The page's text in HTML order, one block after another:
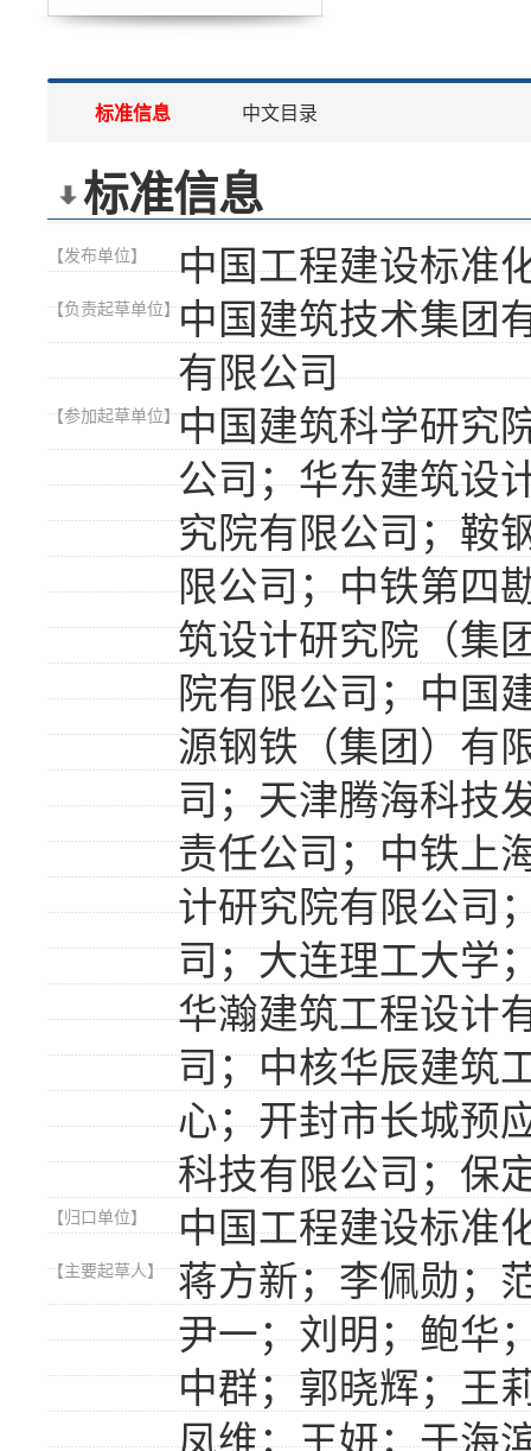
标准信息 中文目录
标准信息
【发布单位】 中国工程建设标准
【负责起草单位】中国建筑技术集团
有限公司
【参加起草单位】中国建筑科学研究
公司；华东建筑设
究院有限公司；鞍
限公司；中铁第四
筑设计研究院（集
院有限公司；中国
源钢铁（集团）有
司；天津腾海科技
责任公司；中铁上
计研究院有限公司
司；大连理工大学
华瀚建筑工程设计
司；中核华辰建筑
心；开封市长城预
科技有限公司；保
【归口单位】 中国工程建设标准
【主要起草人】
蒋方新；李佩勋；
尹一；刘明；鲍华
中群；郭晓辉；王
凤维；王妍；于海